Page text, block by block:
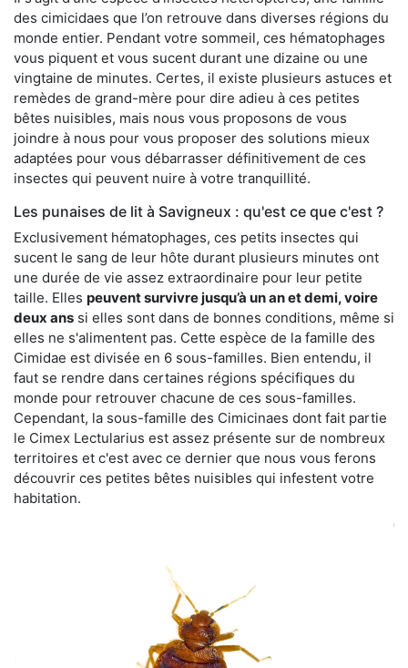
des cimicidaes que l’on retrouve dans diverses régions du
monde entier. Pendant votre sommeil, ces hématophages
vous piquent et vous sucent durant une dizaine ou une
vingtaine de minutes. Certes, il existe plusieurs astuces et
remèdes de grand-mère pour dire adieu à ces petites
bêtes nuisibles, mais nous vous proposons de vous
joindre à nous pour vous proposer des solutions mieux
adaptées pour vous débarrasser définitivement de ces
insectes qui peuvent nuire à votre tranquillité.
Les punaises de lit à Savigneux : qu'est ce que c'est ?
Exclusivement hématophages, ces petits insectes qui
sucent le sang de leur hôte durant plusieurs minutes ont
une durée de vie assez extraordinaire pour leur petite
taille. Elles peuvent survivre jusqu’à un an et demi, voire
deux ans si elles sont dans de bonnes conditions, même si
elles ne s'alimentent pas. Cette espèce de la famille des
Cimidae est divisée en 6 sous-familles. Bien entendu, il
faut se rendre dans certaines régions spécifiques du
monde pour retrouver chacune de ces sous-familles.
Cependant, la sous-famille des Cimicinaes dont fait partie
le Cimex Lectularius est assez présente sur de nombreux
territoires et c'est avec ce dernier que nous vous ferons
découvrir ces petites bêtes nuisibles qui infestent votre
habitation.